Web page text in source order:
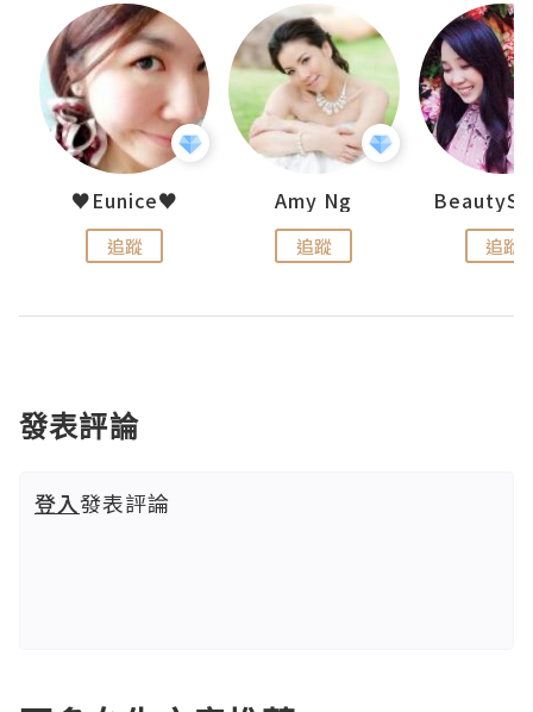
♥Eunice♥
追蹤
Amy Ng
追蹤 追蹤
發表評論
登入發表評論